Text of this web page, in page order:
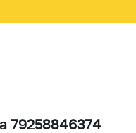
79258846374